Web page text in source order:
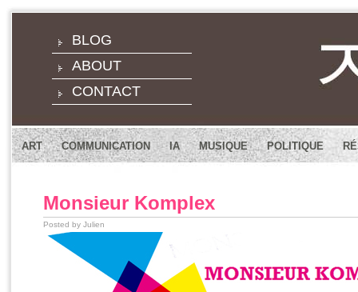
BLOG
ABOUT
CONTACT
ART COMMUNICATION IA MUSIQUE POLITIQUE
Monsieur Komplex
Posted by Julien